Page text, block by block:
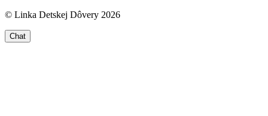
© Linka Detskej Dôvery 2026